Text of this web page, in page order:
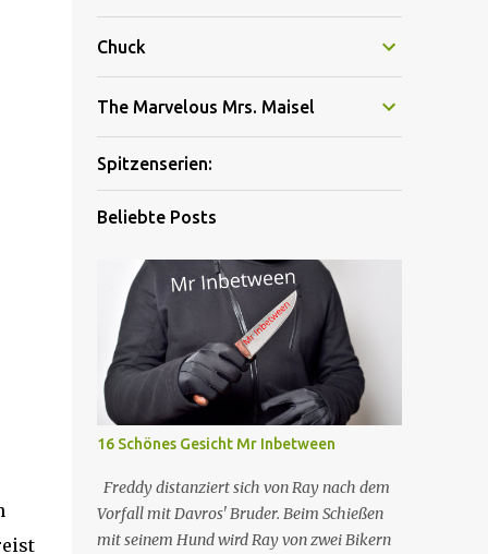
Chuck
The Marvelous Mrs. Maisel
Spitzenserien:
Beliebte Posts
16 Schönes Gesicht Mr Inbetween
Freddy distanziert sich von Ray nach dem
Vorfall mit Davros' Bruder. Beim Schießen
mit seinem Hund wird Ray von zwei Bikern